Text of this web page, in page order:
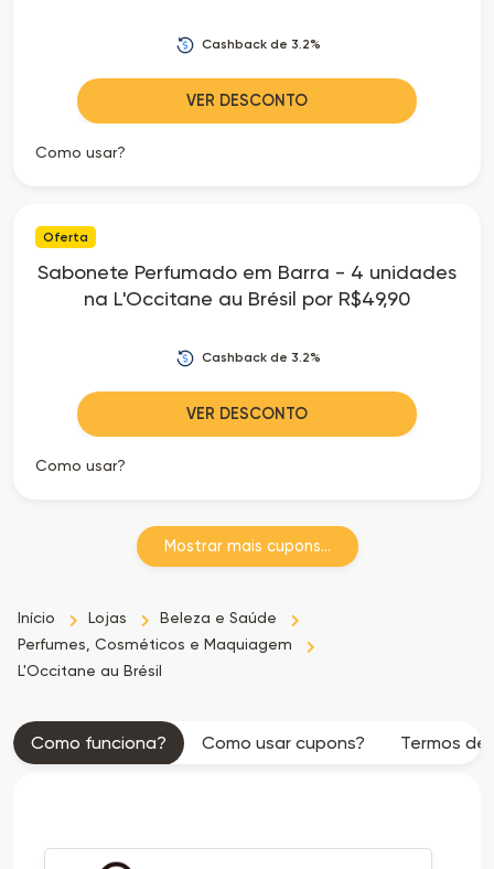
Cashback de 3.2%
VER DESCONTO
Como usar?
Oferta
Sabonete Perfumado em Barra - 4 unidades
na L'Occitane au Brésil por R$49,90
Cashback de 3.2%
VER DESCONTO
Como usar?
Mostrar mais cupons...
Início Lojas
Beleza e Saúde
Perfumes, Cosméticos e Maquiagem
L'Occitane au Brésil
Como funciona? Como usar cupons? Termos de